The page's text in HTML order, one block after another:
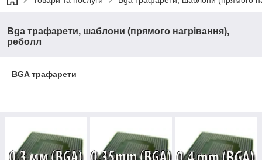
Bga трафарети, шаблони (прямого нагрівання),
реболл
BGA трафарети